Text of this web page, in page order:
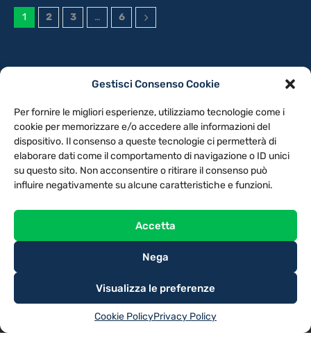
Gestisci Consenso Cookie
Per fornire le migliori esperienze, utilizziamo tecnologie come i
cookie per memorizzare e/o accedere alle informazioni del
dispositivo. Il consenso a queste tecnologie ci permetterà di
elaborare dati come il comportamento di navigazione o ID unici
su questo sito. Non acconsentire o ritirare il consenso può
influire negativamente su alcune caratteristiche e funzioni.
Accetta
Nega
Visualizza le preferenze
Cookie PolicyPrivacy Policy
1 2 3 … 6
NOTE LEGALI
CONTATTACI PREFERENZE
TV LIBERA S.P.A.
Via Monteleonese 95/21 – 51100 Pistoia (PT)
Tel. 0573.9136 / Fax 0573.913615